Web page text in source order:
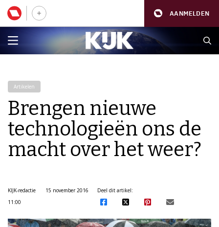
AANMELDEN
Artikelen
Brengen nieuwe
technologieën ons de
macht over het weer?
KIJK-redactie
15 november 2016
11:00
Deel dit artikel: